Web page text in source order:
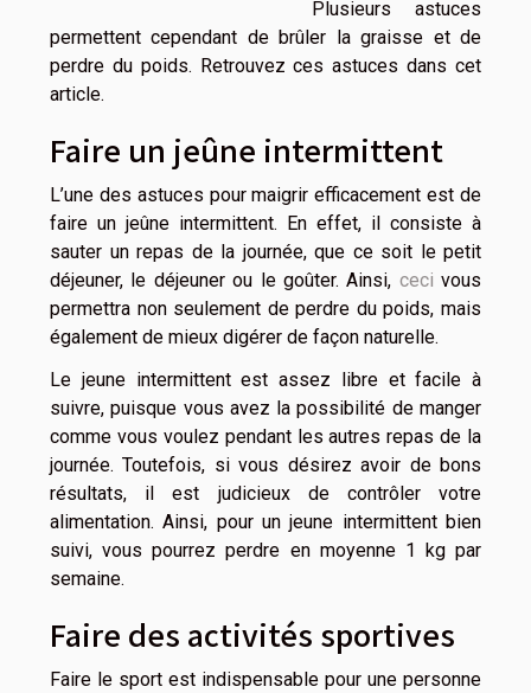
Plusieurs astuces
permettent cependant de brûler la graisse et de
perdre du poids. Retrouvez ces astuces dans cet
article.
Faire un jeûne intermittent
L’une des astuces pour maigrir efficacement est de
faire un jeûne intermittent. En effet, il consiste à
sauter un repas de la journée, que ce soit le petit
déjeuner, le déjeuner ou le goûter. Ainsi, ceci vous
permettra non seulement de perdre du poids, mais
également de mieux digérer de façon naturelle.
Le jeune intermittent est assez libre et facile à
suivre, puisque vous avez la possibilité de manger
comme vous voulez pendant les autres repas de la
journée. Toutefois, si vous désirez avoir de bons
résultats, il est judicieux de contrôler votre
alimentation. Ainsi, pour un jeune intermittent bien
suivi, vous pourrez perdre en moyenne 1 kg par
semaine.
Faire des activités sportives
Faire le sport est indispensable pour une personne